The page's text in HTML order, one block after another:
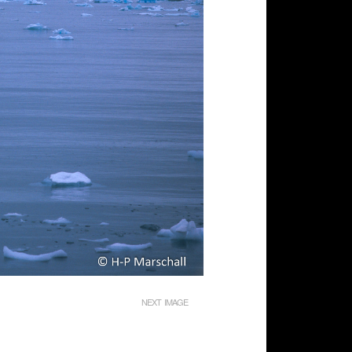
NEXT IMAGE